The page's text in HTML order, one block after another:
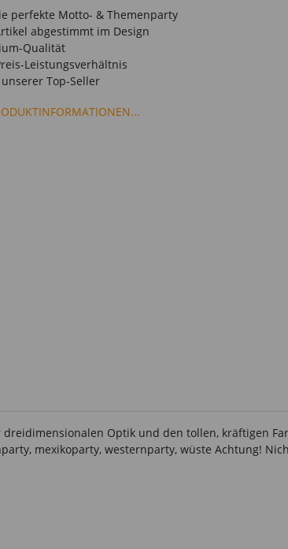
perfekte Motto- & Themenparty
abgestimmt im Design
Qualität
Leistungsverhältnis
Top-Seller
Optik und den tollen, kräftigen
mexikoparty, westernparty, wüste Achtung!